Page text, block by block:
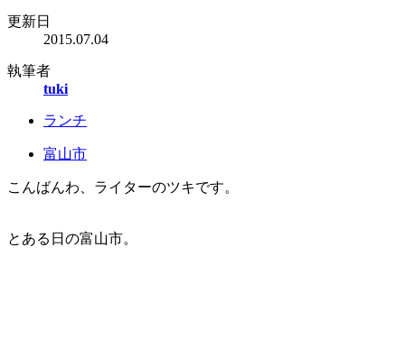
更新日
2015.07.04
執筆者
tuki
ランチ
富山市
こんばんわ、ライターのツキです。
とある日の富山市。